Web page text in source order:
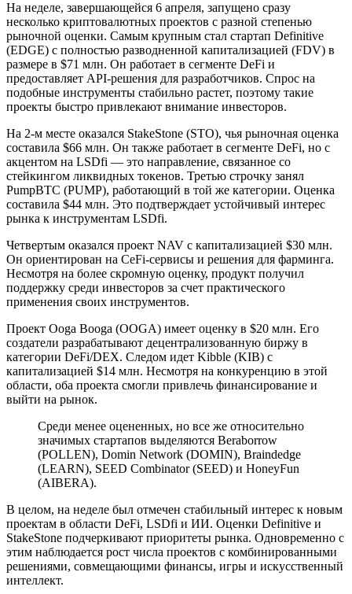
На неделе, завершающейся 6 апреля, запущено сразу
несколько криптовалютных проектов с разной степенью
рыночной оценки. Самым крупным стал стартап Definitive
(EDGE) с полностью разводненной капитализацией (FDV) в
размере в $71 млн. Он работает в сегменте DeFi и
предоставляет API-решения для разработчиков. Спрос на
подобные инструменты стабильно растет, поэтому такие
проекты быстро привлекают внимание инвесторов.
На 2-м месте оказался StakeStone (STO), чья рыночная оценка
составила $66 млн. Он также работает в сегменте DeFi, но с
акцентом на LSDfi — это направление, связанное со
стейкингом ликвидных токенов. Третью строчку занял
PumpBTC (PUMP), работающий в той же категории. Оценка
составила $44 млн. Это подтверждает устойчивый интерес
рынка к инструментам LSDfi.
Четвертым оказался проект NAV с капитализацией $30 млн.
Он ориентирован на CeFi-сервисы и решения для фарминга.
Несмотря на более скромную оценку, продукт получил
поддержку среди инвесторов за счет практического
применения своих инструментов.
Проект Ooga Booga (OOGA) имеет оценку в $20 млн. Его
создатели разрабатывают децентрализованную биржу в
категории DeFi/DEX. Следом идет Kibble (KIB) с
капитализацией $14 млн. Несмотря на конкуренцию в этой
области, оба проекта смогли привлечь финансирование и
выйти на рынок.
Среди менее оцененных, но все же относительно
значимых стартапов выделяются Beraborrow
(POLLEN), Domin Network (DOMIN), Braindedge
(LEARN), SEED Combinator (SEED) и HoneyFun
(AIBERA).
В целом, на неделе был отмечен стабильный интерес к новым
проектам в области DeFi, LSDfi и ИИ. Оценки Definitive и
StakeStone подчеркивают приоритеты рынка. Одновременно с
этим наблюдается рост числа проектов с комбинированными
решениями, совмещающими финансы, игры и искусственный
интеллект.